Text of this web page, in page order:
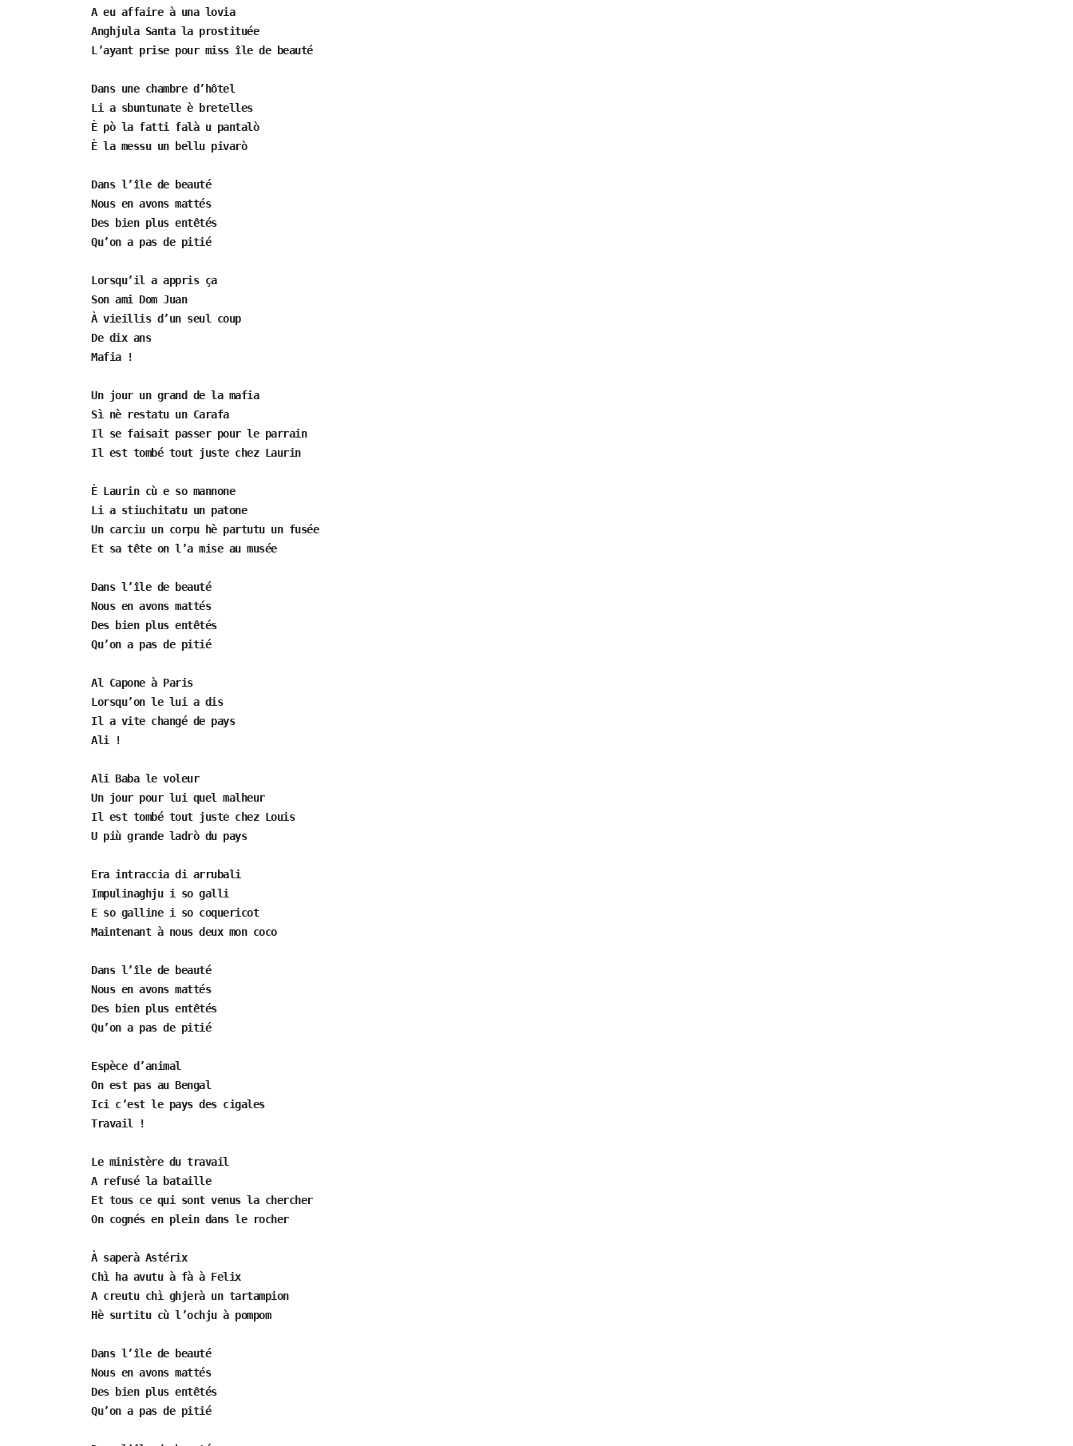
A eu affaire à una lovia
Anghjula Santa la prostituée
L’ayant prise pour miss île de beauté
Dans une chambre d’hôtel
Li a sbuntunate è bretelles
È pò la fatti falà u pantalò
È la messu un bellu pivarò
Dans l’île de beauté
Nous en avons mattés
Des bien plus entêtés
Qu’on a pas de pitié
Lorsqu’il a appris ça
Son ami Dom Juan
À vieillis d’un seul coup
De dix ans
Mafia !
Un jour un grand de la mafia
Sì nè restatu un Carafa
Il se faisait passer pour le parrain
Il est tombé tout juste chez Laurin
È Laurin cù e so mannone
Li a stiuchitatu un patone
Un carciu un corpu hè partutu un fusée
Et sa tête on l’a mise au musée
Dans l’île de beauté
Nous en avons mattés
Des bien plus entêtés
Qu’on a pas de pitié
Al Capone à Paris
Lorsqu’on le lui a dis
Il a vite changé de pays
Ali !
Ali Baba le voleur
Un jour pour lui quel malheur
Il est tombé tout juste chez Louis
U più grande ladrò du pays
Era intraccia di arrubali
Impulinaghju i so galli
E so galline i so coquericot
Maintenant à nous deux mon coco
Dans l’île de beauté
Nous en avons mattés
Des bien plus entêtés
Qu’on a pas de pitié
Espèce d’animal
On est pas au Bengal
Ici c’est le pays des cigales
Travail !
Le ministère du travail
A refusé la bataille
Et tous ce qui sont venus la chercher
On cognés en plein dans le rocher
À saperà Astérix
Chì ha avutu à fà à Felix
A creutu chì ghjerà un tartampion
Hè surtitu cù l’ochju à pompom
Dans l’île de beauté
Nous en avons mattés
Des bien plus entêtés
Qu’on a pas de pitié